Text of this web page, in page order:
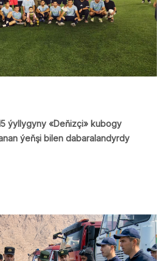
ýyllygyny «Deňizçi» kubogy
ýeňşi bilen dabaralandyrdy